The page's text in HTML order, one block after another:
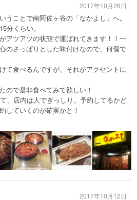
うことで南阿佐ヶ谷の「なかよし」へ。
分くらい。
アツアツの状態で運ばれてきます！！一
のさっぱりとした味付けなので、何個で
て食べるんですが、それがアクセントに
ので是非食べてみて欲しい！
、店内は人でぎっしり。予約してるかど
していくのが確実かと！
2017年10月26日
2017年10月12日